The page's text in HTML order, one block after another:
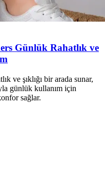
Günlük Rahatlık ve
ve şıklığı bir arada sunar,
günlük kullanım için
sağlar.